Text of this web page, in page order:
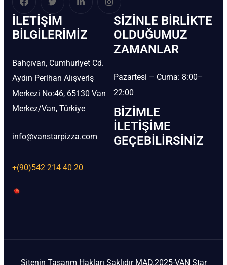
İLETIŞIM
BİLGILERIMIZ
Bahçıvan, Cumhuriyet Cd.
Aydın Perihan Alışveriş
Merkezi No:46, 65130 Van
Merkez/Van, Türkiye
info@vanstarpizza.com
+(90)542 214 40 20
SIZINLE BIRLIKTE
OLDUĞUMUZ
ZAMANLAR
Pazartesi – Cuma: 8:00–
22:00
BIZIMLE
İLETIŞIME
GEÇEBILIRSINIZ
Sitenin Tasarım Hakları Saklıdır MAD.2025-VAN Star